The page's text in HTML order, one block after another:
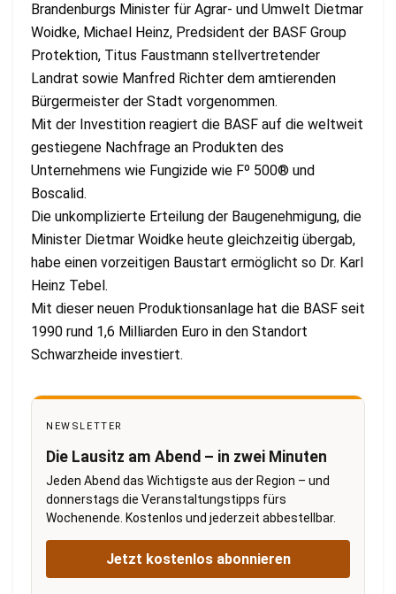
Brandenburgs Minister für Agrar- und Umwelt Dietmar
Woidke, Michael Heinz, Predsident der BASF Group
Protektion, Titus Faustmann stellvertretender
Landrat sowie Manfred Richter dem amtierenden
Bürgermeister der Stadt vorgenommen.
Mit der Investition reagiert die BASF auf die weltweit
gestiegene Nachfrage an Produkten des
Unternehmens wie Fungizide wie Fº 500® und
Boscalid.
Die unkomplizierte Erteilung der Baugenehmigung, die
Minister Dietmar Woidke heute gleichzeitig übergab,
habe einen vorzeitigen Baustart ermöglicht so Dr. Karl
Heinz Tebel.
Mit dieser neuen Produktionsanlage hat die BASF seit
1990 rund 1,6 Milliarden Euro in den Standort
Schwarzheide investiert.
NEWSLETTER
Die Lausitz am Abend – in zwei Minuten
Jeden Abend das Wichtigste aus der Region – und
donnerstags die Veranstaltungstipps fürs
Wochenende. Kostenlos und jederzeit abbestellbar.
Jetzt kostenlos abonnieren